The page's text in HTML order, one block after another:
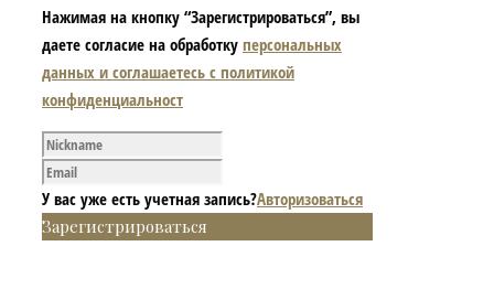
Нажимая на кнопку “Зарегистрироваться”, вы
даете согласие на обработку персональных
данных и соглашаетесь с политикой
конфиденциальност
У вас уже есть учетная запись?Авторизоваться
Зарегистрироваться